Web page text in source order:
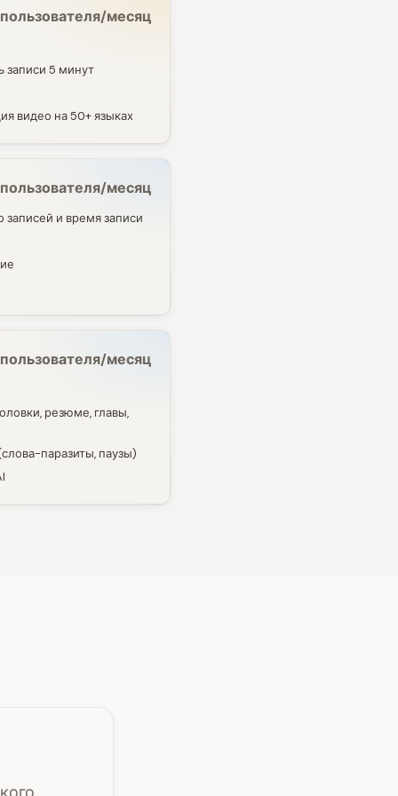
месяц
записи 5 минут
видео на 50+ языках
пользователя/месяц
и время записи
месяц
резюме, главы,
паразиты, паузы)